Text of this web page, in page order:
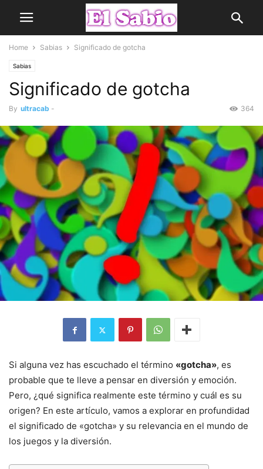
Home Sabias Significado de gotcha
Sabias
Significado de gotcha
By ultracab - 364
Si alguna vez has escuchado el término «gotcha», es
probable que te lleve a pensar en diversión y emoción.
Pero, ¿qué significa realmente este término y cuál es su
origen? En este artículo, vamos a explorar en profundidad
el significado de «gotcha» y su relevancia en el mundo de
los juegos y la diversión.